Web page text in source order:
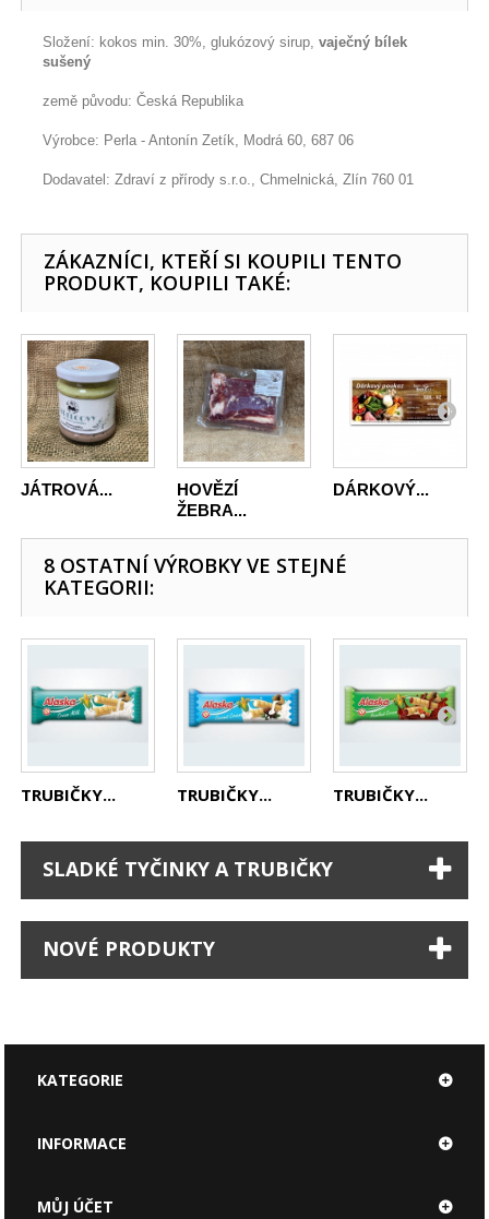
Složení: kokos min. 30%, glukózový sirup,vaječný bílek
sušený
země původu: Česká Republika
Výrobce: Perla - Antonín Zetík, Modrá 60, 687 06
Dodavatel: Zdraví z přírody s.r.o., Chmelnická, Zlín 760 01
ZÁKAZNÍCI, KTEŘÍ SI KOUPILI TENTO
PRODUKT, KOUPILI TAKÉ:
JÁTROVÁ...
HOVĚZÍ
ŽEBRA...
DÁRKOVÝ...
8 OSTATNÍ VÝROBKY VE STEJNÉ
KATEGORII:
TRUBIČKY... TRUBIČKY... TRUBIČKY...
SLADKÉ TYČINKY A TRUBIČKY
NOVÉ PRODUKTY
KATEGORIE
INFORMACE
MŮJ ÚČET